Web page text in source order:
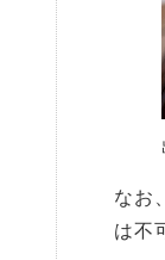
なお
は不